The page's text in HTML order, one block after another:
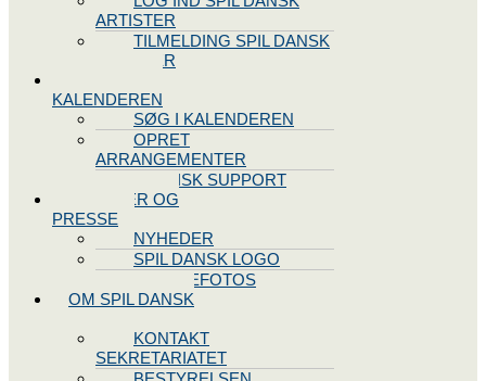
ARTISTER
TILMELDING SPIL DANSK
ARTISTER
KALENDEREN
SØG I KALENDEREN
OPRET
ARRANGEMENTER
TEKNISK SUPPORT
NYHEDER OG
PRESSE
NYHEDER
SPIL DANSK LOGO
PRESSEFOTOS
OM SPIL DANSK
KONTAKT
SEKRETARIATET